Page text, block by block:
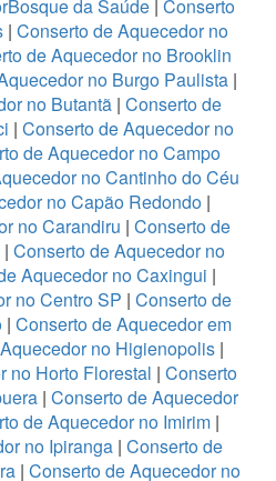
da Saúde | Conserto
| Conserto de Aquecedor no
de Aquecedor no Brooklin
no Burgo Paulista |
no Butantã| Conserto de
| Conserto de Aquecedor no
de Aquecedor no Campo
no Cantinho do Céu
no Capão Redondo|
no Carandiru | Conserto de
| Conserto de Aquecedor no
Aquecedor no Caxingui |
no Centro SP | Conserto de
| Conserto de Aquecedor em
no Higienopolis|
no Horto Florestal | Conserto
| Conserto de Aquecedor
de Aquecedor no Imirim|
no Ipiranga | Conserto de
| Conserto de Aquecedor no